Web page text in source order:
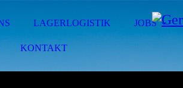
LAGERLOGISTIK JOBS
KONTAKT